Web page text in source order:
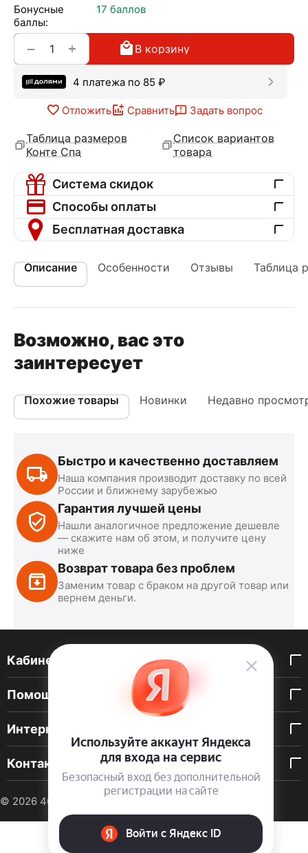
Бонусные
баллы:
17 баллов
+
− В корзину
4 платежа по 85 ₽
Отложить Сравнить Задать вопрос
Таблица размеров
Конте Спа
Список вариантов
товара
Система скидок
Способы оплаты
Бесплатная доставка
Описание Особенности Отзывы Таблица
Возможно, вас это
заинтересует
Похожие товары Новинки Недавно
Быстро и качественно доставляем
Наша компания производит доставку по всей
России и ближнему зарубежью
Гарантия лучшей цены
Нашли аналогичное предложение дешевле
— скажите нам об этом, и получите цену
ниже
Возврат товара без проблем
Заменим товар с браком на другой товар или
вернем деньги.
Кабинет покупателя
Помощь покупателю
Интернет-магазин
Контакты
© 2026 40 DEN. Интернет-магазин